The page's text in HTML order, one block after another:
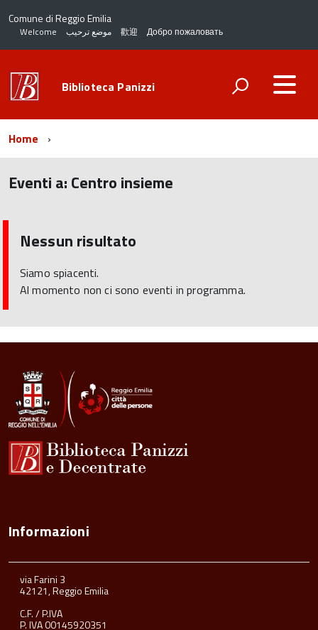
Comune di Reggio Emilia
Welcome موضع ترحيب 歡迎 Добро пожаловать
Biblioteca Panizzi
Home
Eventi a: Centro insieme
Nessun risultato
Siamo spiacenti.
Al momento non ci sono eventi in programma.
all'inizio
contenuto
Informazioni
via Farini 3
42121, Reggio Emilia
C.F. / P.IVA
P. IVA 00145920351